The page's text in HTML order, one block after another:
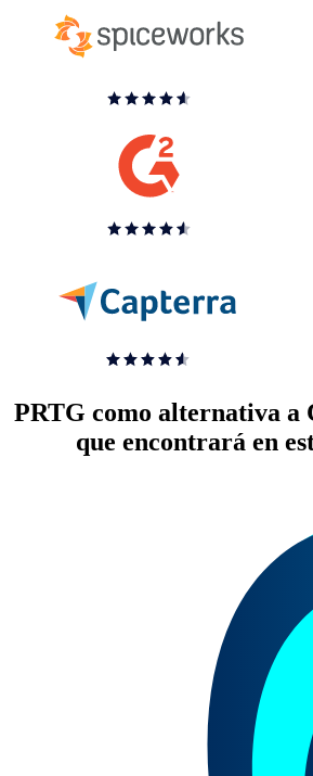
PRTG como alternativa a
que encontrará en